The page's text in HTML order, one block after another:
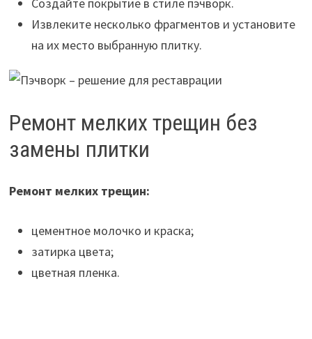
Создайте покрытие в стиле пэчворк.
Извлеките несколько фрагментов и установите
на их место выбранную плитку.
Ремонт мелких трещин без
замены плитки
Ремонт мелких трещин:
цементное молочко и краска;
затирка цвета;
цветная пленка.